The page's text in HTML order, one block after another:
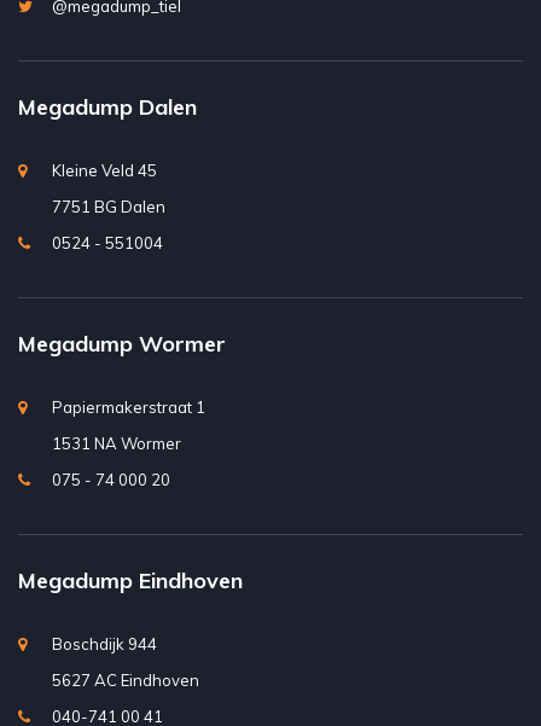
@megadump_tiel
Megadump Dalen
Kleine Veld 45
7751 BG Dalen
0524 - 551004
Megadump Wormer
Papiermakerstraat 1
1531 NA Wormer
075 - 74 000 20
Megadump Eindhoven
Boschdijk 944
5627 AC Eindhoven
040-741 00 41